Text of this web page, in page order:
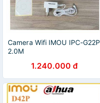
Camera Wifi IMOU IPC-G22P
2.0M
1.240.000 đ